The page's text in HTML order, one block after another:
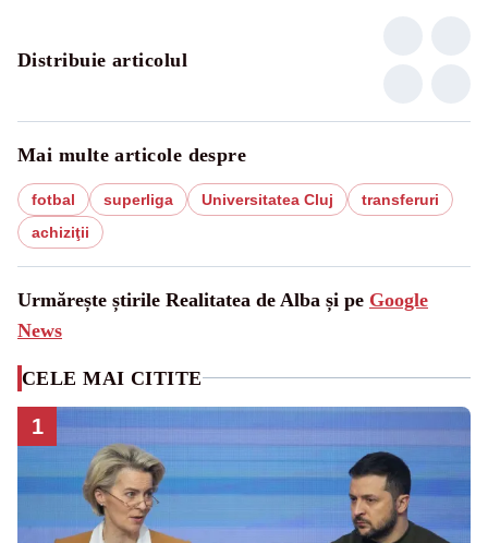
Distribuie articolul
Mai multe articole despre
fotbal superliga Universitatea Cluj
transferuri
achiziţii
Urmărește știrile Realitatea de Alba și pe Google
News
CELE MAI CITITE
1